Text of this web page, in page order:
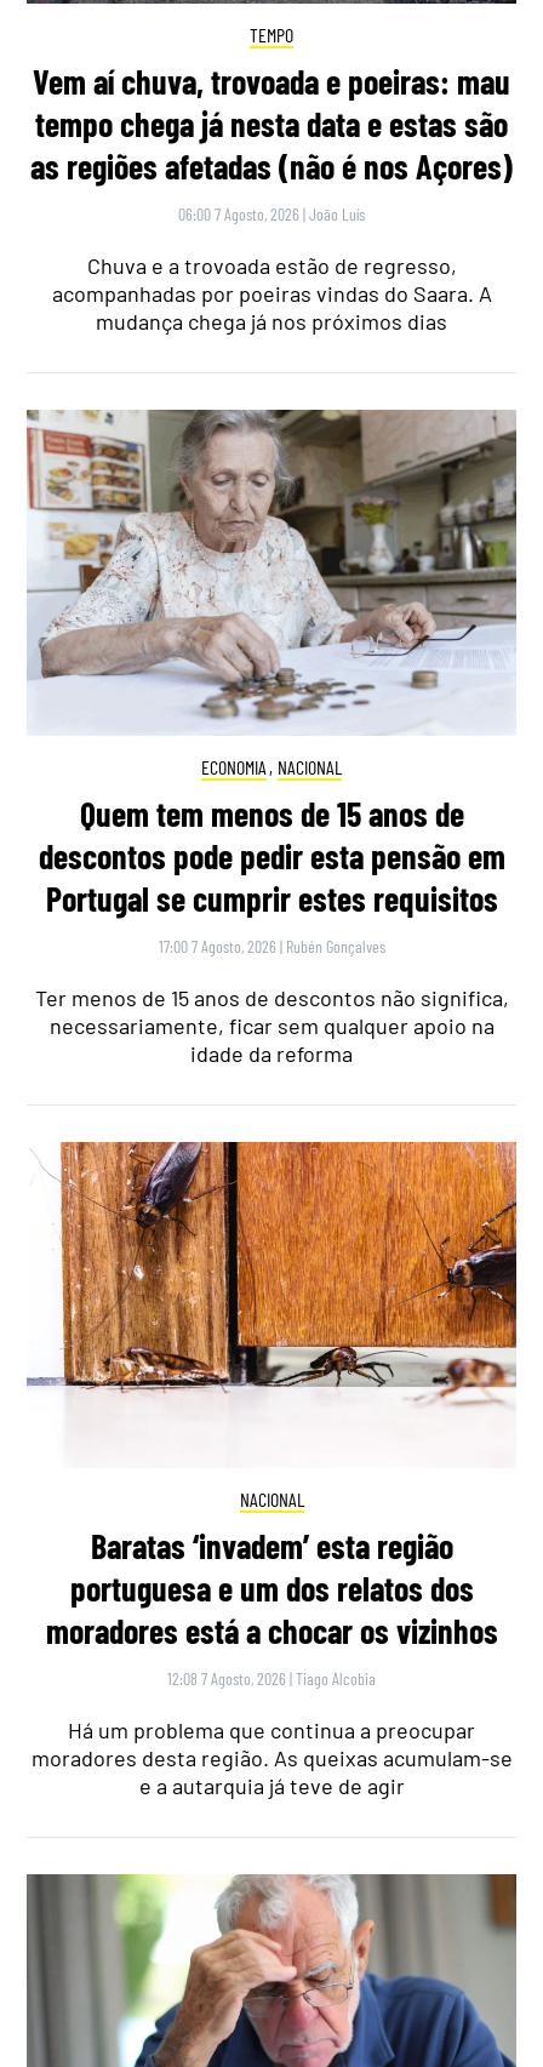
TEMPO
Vem aí chuva, trovoada e poeiras: mau
tempo chega já nesta data e estas são
as regiões afetadas (não é nos Açores)
06:00 7 Agosto, 2026 |João Luís
Chuva e a trovoada estão de regresso,
acompanhadas por poeiras vindas do Saara. A
mudança chega já nos próximos dias
ECONOMIA , NACIONAL
Quem tem menos de 15 anos de
descontos pode pedir esta pensão em
Portugal se cumprir estes requisitos
17:00 7 Agosto, 2026 | Rubén Gonçalves
Ter menos de 15 anos de descontos não significa,
necessariamente, ficar sem qualquer apoio na
idade da reforma
NACIONAL
Baratas ‘invadem’ esta região
portuguesa e um dos relatos dos
moradores está a chocar os vizinhos
12:08 7 Agosto, 2026 |Tiago Alcobia
Há um problema que continua a preocupar
moradores desta região. As queixas acumulam-se
e a autarquia já teve de agir